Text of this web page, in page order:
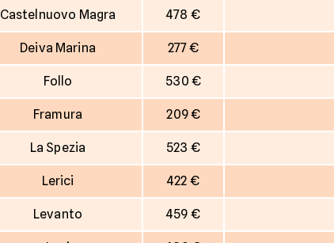
Castelnuovo Magra 478 €
Deiva Marina 277 €
Follo 530 €
Framura 209 €
La Spezia 523 €
Lerici 422 €
Levanto 459 €